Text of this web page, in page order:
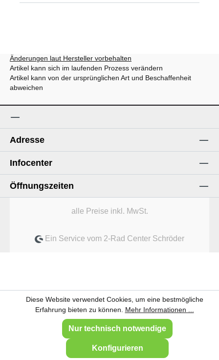
Änderungen laut Hersteller vorbehalten
Artikel kann sich im laufenden Prozess verändern
Artikel kann von der ursprünglichen Art und Beschaffenheit
abweichen
Adresse
Infocenter
Öffnungszeiten
alle Preise inkl. MwSt.
Ein Service vom 2-Rad Center Schröder
Diese Website verwendet Cookies, um eine bestmögliche
Erfahrung bieten zu können. Mehr Informationen ...
Nur technisch notwendige
Konfigurieren